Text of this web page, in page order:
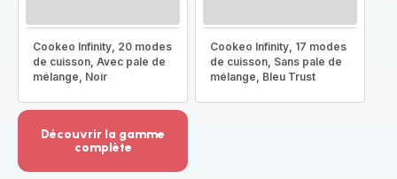
Cookeo Infinity, 20 modes
de cuisson, Avec pale de
mélange, Noir
Cookeo Infinity, 17 modes
de cuisson, Sans pale de
mélange, Bleu Trust
Découvrir la gamme
complète